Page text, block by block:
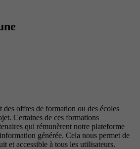
des offres de formation ou des écoles
Certaines de ces formations
qui rémunèrent notre plateforme
générée. Cela nous permet de
et accessible à tous les utilisateurs.